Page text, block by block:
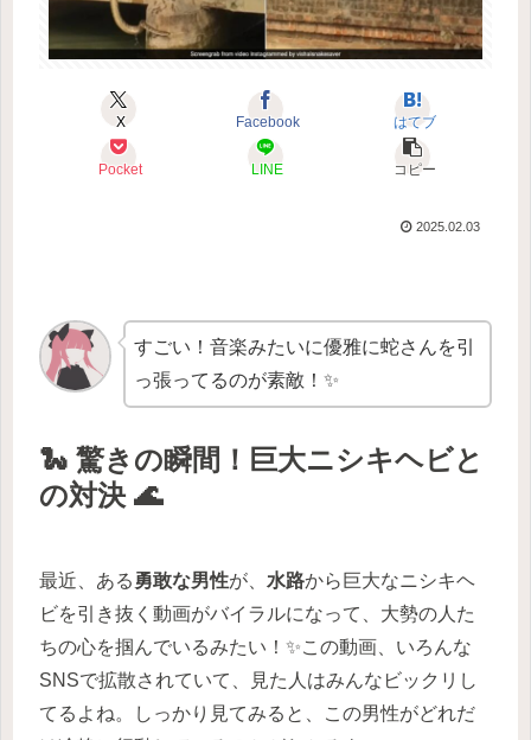
X Facebook はてブ
Pocket LINE コピー
2025.02.03
すごい！音楽みたいに優雅に蛇さんを引
っ張ってるのが素敵！✨
🐍 驚きの瞬間！巨大ニシキヘビと
の対決 🌊
最近、ある 勇敢な男性が、 水路から巨大なニシキヘ
ビを引き抜く動画がバイラルになって、大勢の人た
ちの心を掴んでいるみたい！✨この動画、いろんな
SNSで拡散されていて、見た人はみんなビックリし
てるよね。しっかり見てみると、この男性がどれだ